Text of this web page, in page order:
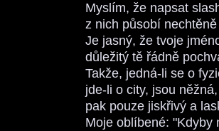
Myslím, že napsat
z nich působí
Je jasný, že tvoje
důležitý tě řádně
Takže, jedná-li se o
jde-li o city, jsou
pak pouze jiskřivý a
Moje oblíbené: "Kdyby